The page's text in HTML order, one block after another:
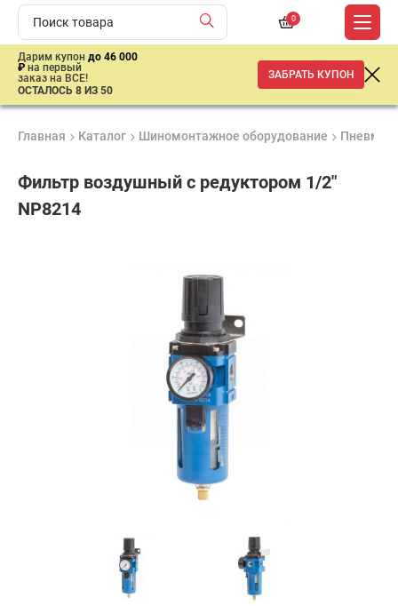
0
Дарим купон до 46 000
₽ на первый
заказ на ВСЕ!
ОСТАЛОСЬ 8 ИЗ 50
ЗАБРАТЬ КУПОН
Главная Каталог Шиномонтажное оборудование
Фильтр воздушный с редуктором 1/2"
NP8214
от 2 дней
Добавить в корзину
Купить в 1 клик
В кредит от 88 руб/мес